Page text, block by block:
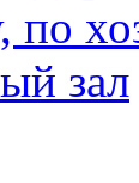
зал